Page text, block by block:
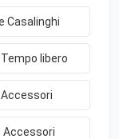
Casalinghi
libero
Accessori
Accessori